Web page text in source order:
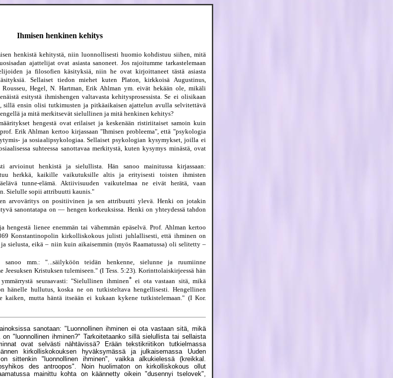
Ihmisen henkinen kehitys
henkistä kehitystä, niin luonnollisesti huomio kohdistuu siihen, mitä
ajattelijat ovat asiasta sanoneet. Jos rajoitumme tarkastelemaan
ja filosofien käsityksiä, niin he ovat kirjoittaneet tästä asiasta
Sellaiset tiedon miehet kuten Platon, kirkkoisä Augustinus,
Rousseu, Hegel, N. Hartman, Erik Ahlman ym. eivät hekään ole, mikäli
esitystä ihmishengen valtavasta kehitysprosessista. Se ei olisikaan
sillä ensin olisi tutkimusten ja pitkäaikaisen ajattelun avulla selvitettävä
ja mitä merkitsevät sielullinen ja mitä henkinen kehitys?
hengestä ovat erilaiset ja keskenään ristiriitaiset samoin kuin
Erik Ahlman kertoo kirjassaan "Ihmisen probleema", että "psykologia
ja sosiaalipsykologiaa. Sellaiset psykologian kysymykset, joilla ei
suhteessa sanottavaa merkitystä, kuten kysymys minästä, ovat
arvioinut henkistä ja sielullista. Hän sanoo mainitussa kirjassaan:
herkkä, kaikille vaikutuksille altis ja erityisesti toisten ihmisten
tunne-elämä. Aktiivisuuden vaikutelmaa ne eivät herätä, vaan
Sielulle sopii attribuutti kaunis."
arvoväritys on positiivinen ja sen attribuutti ylevä. Henki on jotakin
sanontatapa on — hengen korkeuksissa. Henki on yhteydessä tahdon
lienee enemmän tai vähemmän epäselvä. Prof. Ahlman kertoo
Konstantinopolin kirkolliskokous julisti juhlallisesti, että ihminen on
sielusta, eikä – niin kuin aikaisemmin (myös Raamatussa) oli selitetty –
sanoo mm.: "...säilyköön teidän henkenne, sielunne ja ruumiinne
Jeesuksen Kristuksen tulemiseen." (I Tess. 5:23). Korinttolaiskirjeessä hän
seuraavasti: "Sielullinen ihminen* ei ota vastaan sitä, mikä
hänelle hullutus, koska ne on tutkisteltava hengellisesti. Hengellinen
kaiken, mutta häntä itseään ei kukaan kykene tutkistelemaan." (I Kor.
sanotaan: "Luonnollinen ihminen ei ota vastaan sitä, mikä
"luonnollinen ihminen?" Tarkoitetaanko sillä sielullista tai sellaista
ovat selvästi nähtävissä? Erään tekstikriitikon tutkielmassa
kirkolliskokouksen hyväksymässä ja julkaisemassa Uuden
sittenkin "luonnollinen ihminen", vaikka alkukielessä (kreikkal.
des antroopos". Noin huolimaton on kirkolliskokous ollut
mainittu kohta on käännetty oikein "dusennyi tselovek",